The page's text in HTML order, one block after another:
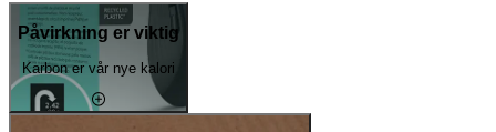
Påvirkning er viktig
Karbon er vår nye kalori